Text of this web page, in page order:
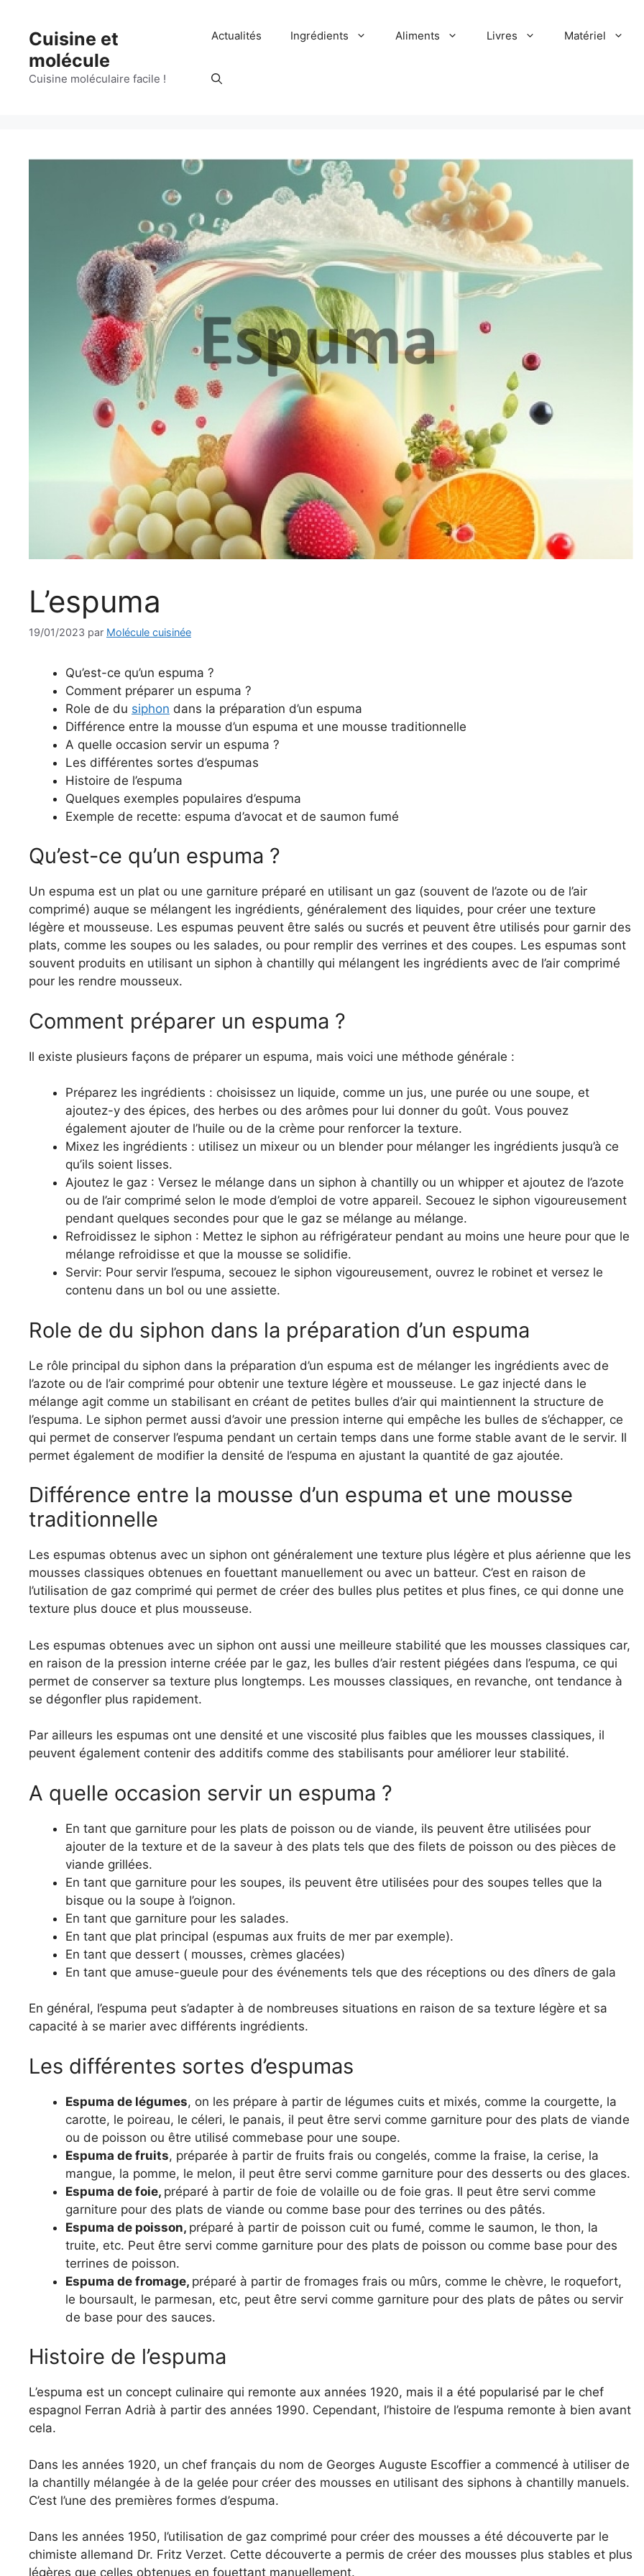
contenuCuisine et
molécule
Cuisine moléculaire facile !
Actualités Ingrédients Aliments Livres Matériel
L’espuma
19/01/2023 par Molécule cuisinée
Qu’est-ce qu’un espuma ?
Comment préparer un espuma ?
Role de du siphon dans la préparation d’un espuma
Différence entre la mousse d’un espuma et une mousse traditionnelle
A quelle occasion servir un espuma ?
Les différentes sortes d’espumas
Histoire de l’espuma
Quelques exemples populaires d’espuma
Exemple de recette: espuma d’avocat et de saumon fumé
Qu’est-ce qu’un espuma ?
Un espuma est un plat ou une garniture préparé en utilisant un gaz (souvent de l’azote ou de l’air
comprimé) auque se mélangent les ingrédients, généralement des liquides, pour créer une texture
légère et mousseuse. Les espumas peuvent être salés ou sucrés et peuvent être utilisés pour garnir des
plats, comme les soupes ou les salades, ou pour remplir des verrines et des coupes. Les espumas sont
souvent produits en utilisant un siphon à chantilly qui mélangent les ingrédients avec de l’air comprimé
pour les rendre mousseux.
Comment préparer un espuma ?
Il existe plusieurs façons de préparer un espuma, mais voici une méthode générale :
Préparez les ingrédients : choisissez un liquide, comme un jus, une purée ou une soupe, et
ajoutez-y des épices, des herbes ou des arômes pour lui donner du goût. Vous pouvez
également ajouter de l’huile ou de la crème pour renforcer la texture.
Mixez les ingrédients : utilisez un mixeur ou un blender pour mélanger les ingrédients jusqu’à ce
qu’ils soient lisses.
Ajoutez le gaz : Versez le mélange dans un siphon à chantilly ou un whipper et ajoutez de l’azote
ou de l’air comprimé selon le mode d’emploi de votre appareil. Secouez le siphon vigoureusement
pendant quelques secondes pour que le gaz se mélange au mélange.
Refroidissez le siphon : Mettez le siphon au réfrigérateur pendant au moins une heure pour que le
mélange refroidisse et que la mousse se solidifie.
Servir: Pour servir l’espuma, secouez le siphon vigoureusement, ouvrez le robinet et versez le
contenu dans un bol ou une assiette.
Role de du siphon dans la préparation d’un espuma
Le rôle principal du siphon dans la préparation d’un espuma est de mélanger les ingrédients avec de
l’azote ou de l’air comprimé pour obtenir une texture légère et mousseuse. Le gaz injecté dans le
mélange agit comme un stabilisant en créant de petites bulles d’air qui maintiennent la structure de
l’espuma. Le siphon permet aussi d’avoir une pression interne qui empêche les bulles de s’échapper, ce
qui permet de conserver l’espuma pendant un certain temps dans une forme stable avant de le servir. Il
permet également de modifier la densité de l’espuma en ajustant la quantité de gaz ajoutée.
Différence entre la mousse d’un espuma et une mousse
traditionnelle
Les espumas obtenus avec un siphon ont généralement une texture plus légère et plus aérienne que les
mousses classiques obtenues en fouettant manuellement ou avec un batteur. C’est en raison de
l’utilisation de gaz comprimé qui permet de créer des bulles plus petites et plus fines, ce qui donne une
texture plus douce et plus mousseuse.
Les espumas obtenues avec un siphon ont aussi une meilleure stabilité que les mousses classiques car,
en raison de la pression interne créée par le gaz, les bulles d’air restent piégées dans l’espuma, ce qui
permet de conserver sa texture plus longtemps. Les mousses classiques, en revanche, ont tendance à
se dégonfler plus rapidement.
Par ailleurs les espumas ont une densité et une viscosité plus faibles que les mousses classiques, il
peuvent également contenir des additifs comme des stabilisants pour améliorer leur stabilité.
A quelle occasion servir un espuma ?
En tant que garniture pour les plats de poisson ou de viande, ils peuvent être utilisées pour
ajouter de la texture et de la saveur à des plats tels que des filets de poisson ou des pièces de
viande grillées.
En tant que garniture pour les soupes, ils peuvent être utilisées pour des soupes telles que la
bisque ou la soupe à l’oignon.
En tant que garniture pour les salades.
En tant que plat principal (espumas aux fruits de mer par exemple).
En tant que dessert ( mousses, crèmes glacées)
En tant que amuse-gueule pour des événements tels que des réceptions ou des dîners de gala
En général, l’espuma peut s’adapter à de nombreuses situations en raison de sa texture légère et sa
capacité à se marier avec différents ingrédients.
Les différentes sortes d’espumas
Espuma de légumes, on les prépare à partir de légumes cuits et mixés, comme la courgette, la
carotte, le poireau, le céleri, le panais, il peut être servi comme garniture pour des plats de viande
ou de poisson ou être utilisé commebase pour une soupe.
Espuma de fruits, préparée à partir de fruits frais ou congelés, comme la fraise, la cerise, la
mangue, la pomme, le melon, il peut être servi comme garniture pour des desserts ou des glaces.
Espuma de foie, préparé à partir de foie de volaille ou de foie gras. Il peut être servi comme
garniture pour des plats de viande ou comme base pour des terrines ou des pâtés.
Espuma de poisson, préparé à partir de poisson cuit ou fumé, comme le saumon, le thon, la
truite, etc. Peut être servi comme garniture pour des plats de poisson ou comme base pour des
terrines de poisson.
Espuma de fromage, préparé à partir de fromages frais ou mûrs, comme le chèvre, le roquefort,
le boursault, le parmesan, etc, peut être servi comme garniture pour des plats de pâtes ou servir
de base pour des sauces.
Histoire de l’espuma
L’espuma est un concept culinaire qui remonte aux années 1920, mais il a été popularisé par le chef
espagnol Ferran Adrià à partir des années 1990. Cependant, l’histoire de l’espuma remonte à bien avant
cela.
Dans les années 1920, un chef français du nom de Georges Auguste Escoffier a commencé à utiliser de
la chantilly mélangée à de la gelée pour créer des mousses en utilisant des siphons à chantilly manuels.
C’est l’une des premières formes d’espuma.
Dans les années 1950, l’utilisation de gaz comprimé pour créer des mousses a été découverte par le
chimiste allemand Dr. Fritz Verzet. Cette découverte a permis de créer des mousses plus stables et plus
légères que celles obtenues en fouettant manuellement.